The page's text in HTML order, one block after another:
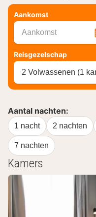
Aankomst
Aankomst
Reisgezelschap
2 Volwassenen (1
Aantal nachten:
1 nacht 2 nachten
7 nachten
Kamers